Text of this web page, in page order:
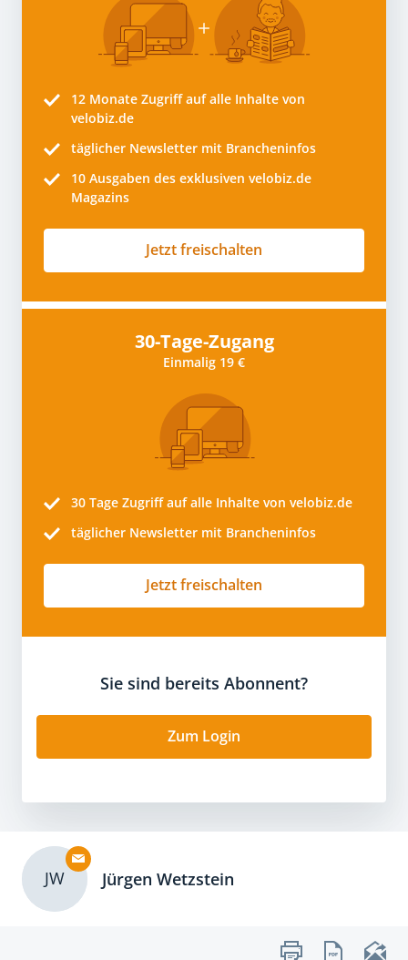
12 Monate Zugriff auf alle Inhalte von
velobiz.de
täglicher Newsletter mit Brancheninfos
10 Ausgaben des exklusiven velobiz.de
Magazins
Jetzt freischalten
30-Tage-Zugang
Einmalig 19 €
30 Tage Zugriff auf alle Inhalte von velobiz.de
täglicher Newsletter mit Brancheninfos
Jetzt freischalten
Sie sind bereits Abonnent?
Zum Login
JW Jürgen Wetzstein